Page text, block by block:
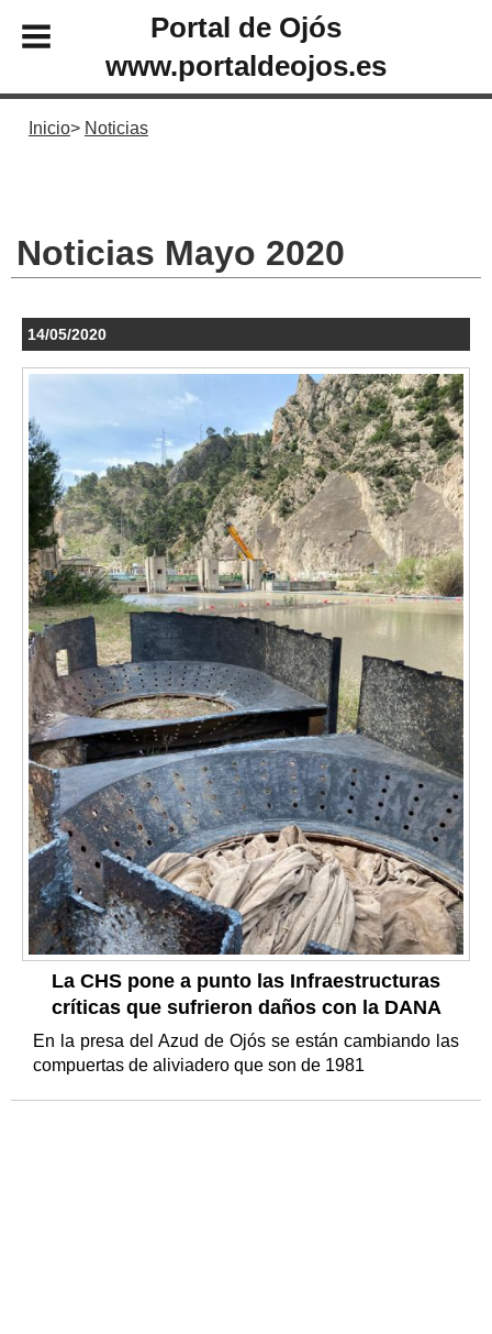
Portal de Ojós
www.portaldeojos.es
Inicio Noticias
Noticias Mayo 2020
14/05/2020
La CHS pone a punto las Infraestructuras
críticas que sufrieron daños con la DANA
En la presa del Azud de Ojós se están cambiando las
compuertas de aliviadero que son de 1981